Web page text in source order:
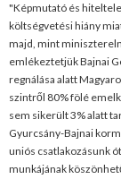
"Képmutató és
költségvetési hiány
majd, mint
emlékeztetjük Bajnai
regnálása alatt
szintről 80% fölé
sem sikerült 3% alatt
Gyurcsány-Bajnai
uniós csatlakozásunk
munkájának